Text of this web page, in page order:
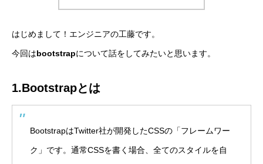
はじめまして！エンジニアの工藤です。
今回はbootstrapについて話をしてみたいと思います。
1.Bootstrapとは
BootstrapはTwitter社が開発したCSSの「フレームワー
ク」です。通常CSSを書く場合、全てのスタイルを自